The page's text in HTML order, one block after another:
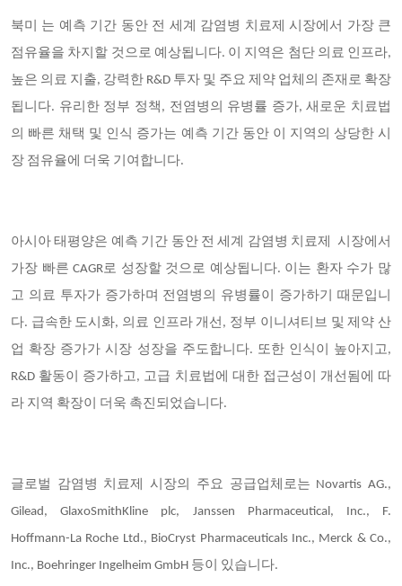
북미 는 예측 기간 동안 전 세계 감염병 치료제 시장에서 가장 큰
점유율을 차지할 것으로 예상됩니다. 이 지역은 첨단 의료 인프라,
높은 의료 지출, 강력한 R&D 투자 및 주요 제약 업체의 존재로 확장
됩니다. 유리한 정부 정책, 전염병의 유병률 증가, 새로운 치료법
의 빠른 채택 및 인식 증가는 예측 기간 동안 이 지역의 상당한 시
장 점유율에 더욱 기여합니다.
아시아 태평양은 예측 기간 동안 전 세계 감염병 치료제
시장에서
가장 빠른 CAGR로 성장할 것으로 예상됩니다. 이는 환자 수가 많
고 의료 투자가 증가하며 전염병의 유병률이 증가하기 때문입니
다. 급속한 도시화, 의료 인프라 개선, 정부 이니셔티브 및 제약 산
업 확장 증가가 시장 성장을 주도합니다. 또한 인식이 높아지고,
R&D 활동이 증가하고, 고급 치료법에 대한 접근성이 개선됨에 따
라 지역 확장이 더욱 촉진되었습니다.
글로벌 감염병 치료제시장의 주요 공급업체 로는 Novartis AG.,
Gilead, GlaxoSmithKline plc, Janssen Pharmaceutical, Inc., F.
Hoffmann-La Roche Ltd., BioCryst Pharmaceuticals Inc., Merck & Co.,
Inc., Boehringer Ingelheim GmbH 등이 있습니다.